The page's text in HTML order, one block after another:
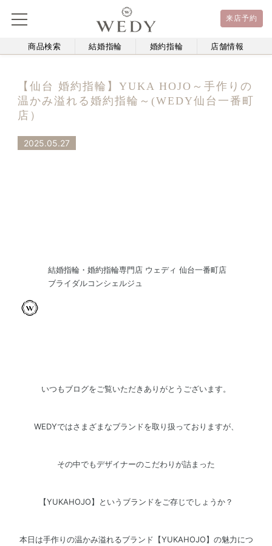
来店予約
商品検索 結婚指輪 婚約指輪 店舗情報
【仙台 婚約指輪】YUKA HOJO～手作りの
温かみ溢れる婚約指輪～(WEDY仙台一番町
店）
2025.05.27
結婚指輪・婚約指輪専門店 ウェディ 仙台一番町店
ブライダルコンシェルジュ
いつもブログをご覧いただきありがとうございます。
WEDYではさまざまなブランドを取り扱っておりますが、
その中でもデザイナーのこだわりが詰まった
【YUKAHOJO】というブランドをご存じでしょうか？
本日は手作りの温かみ溢れるブランド【YUKAHOJO】の魅力につ